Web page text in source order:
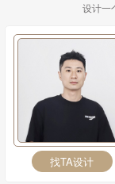
设计一
找TA设计